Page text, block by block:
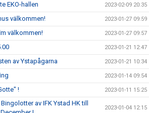
EKO-hallen 2023-02-09 20:35
välkommen! 2023-01-27 09:59
välkommen! 2023-01-27 09:57
2023-01-21 12:47
av Ystapågarna 2023-01-21 10:34
2023-01-14 09:54
! 2023-01-11 15:25
av IFK Ystad HK till
2023-01-04 12:15